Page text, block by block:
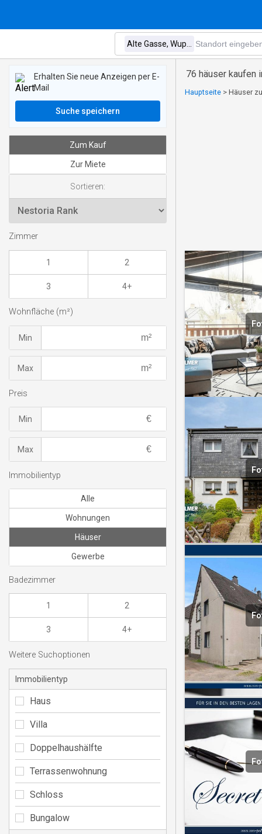
76 häuser kaufen
Hauptseite > Häuser
Erhalten Sie neue Anzeigen per E-
Mail
Suche speichern
Zum Kauf
Zur Miete
Sortieren:
Zimmer
1 2
3 4+
Wohnfläche (m²)
Min
Max
Preis
Min
Max
Immobilientyp
Alle
Wohnungen
Häuser
Gewerbe
Badezimmer
1 2
3 4+
Weitere Suchoptionen
Immobilientyp
Haus
Villa
Doppelhaushälfte
Terrassenwohnung
Schloss
Bungalow